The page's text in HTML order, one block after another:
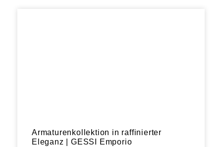
Armaturenkollektion in raffinierter
Eleganz | GESSI Emporio